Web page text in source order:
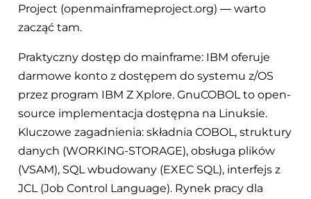
Project (openmainframeproject.org) — warto
zacząć tam.
Praktyczny dostęp do mainframe: IBM oferuje
darmowe konto z dostępem do systemu z/OS
przez program IBM Z Xplore. GnuCOBOL to open-
source implementacja dostępna na Linuksie.
Kluczowe zagadnienia: składnia COBOL, struktury
danych (WORKING-STORAGE), obsługa plików
(VSAM), SQL wbudowany (EXEC SQL), interfejs z
JCL (Job Control Language). Rynek pracy dla